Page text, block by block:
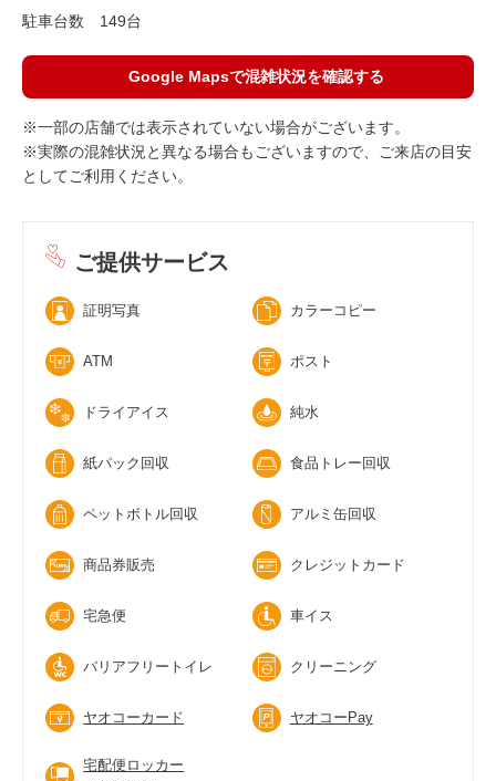
駐車台数 149台
Google Mapsで混雑状況を確認する
※一部の店舗では表示されていない場合がございます。
※実際の混雑状況と異なる場合もございますので、ご来店の目安
としてご利用ください。
ご提供サービス
証明写真 カラーコピー
ATM ポスト
ドライアイス 純水
紙パック回収 食品トレー回収
ペットボトル回収 アルミ缶回収
商品券販売 クレジットカード
宅急便 車イス
バリアフリートイレ クリーニング
ヤオコーカード ヤオコーPay
宅配便ロッカー